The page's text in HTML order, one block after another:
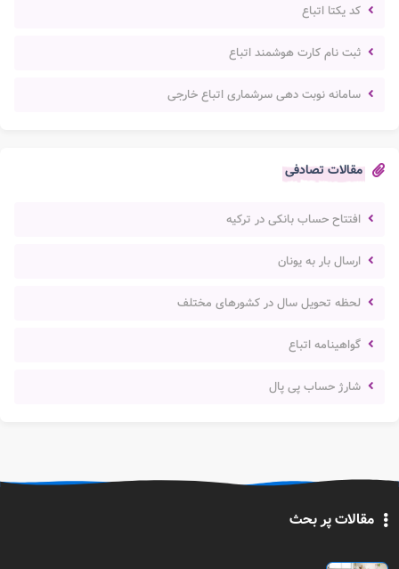
کد یکتا اتباع
ثبت نام کارت هوشمند اتباع
سامانه نوبت دهی سرشماری اتباع خارجی
مقالات تصادفی
افتتاح حساب بانکی در ترکیه
ارسال بار به یونان
لحظه تحویل سال در کشورهای مختلف
گواهینامه اتباع
شارژ حساب پی پال
مقالات پر بحث